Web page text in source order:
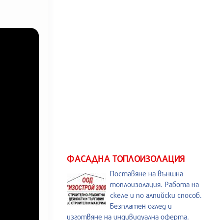
ФАСАДНА ТОПЛОИЗОЛАЦИЯ
Поставяне на външна
топлоизолация. Работа на
скеле и по алпийски способ.
Безплатен оглед и
изготвяне на индивидуална оферта.